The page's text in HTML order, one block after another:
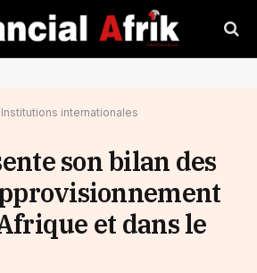
Institutions internationales
son bilan des
et dans le